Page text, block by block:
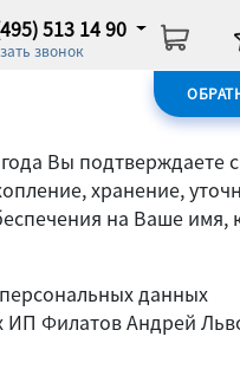
513 14 90
звонок
Вы подтверждаете
хранение,
на Ваше имя,
данных
ИП Филатов Андрей